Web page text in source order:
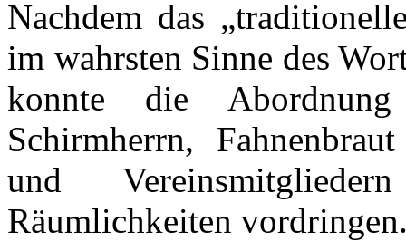
Nachdem das
im wahrsten Sinne des
konnte die Abordnung
Schirmherrn,
und
Räumlichkeiten